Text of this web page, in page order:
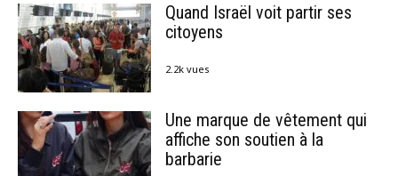
Quand Israël voit partir ses
citoyens
2.2k vues
Une marque de vêtement qui
affiche son soutien à la
barbarie